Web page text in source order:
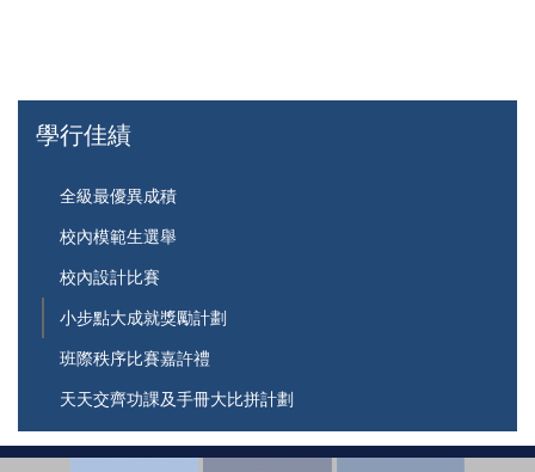
學行佳績
全級最優異成積
校內模範生選舉
校內設計比賽
小步點大成就獎勵計劃
班際秩序比賽嘉許禮
天天交齊功課及手冊大比拼計劃